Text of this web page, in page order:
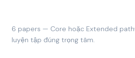
6 papers — Core hoặc Extended
luyện tập đúng trọng tâm.